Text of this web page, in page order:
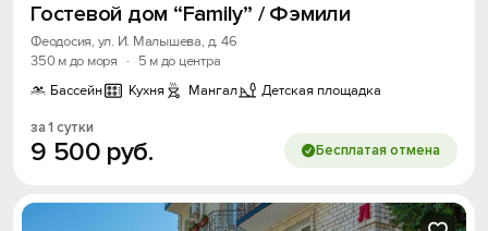
Гостевой дом “Family” / Фэмили
Феодосия, ул. И. Малышева, д. 46
350 м до моря
·
5 м до центра
Бассейн
Кухня Мангал Детская площадка
за 1 сутки
9 500 руб. Бесплатая отмена
Скидка −5%
Войти с помощью